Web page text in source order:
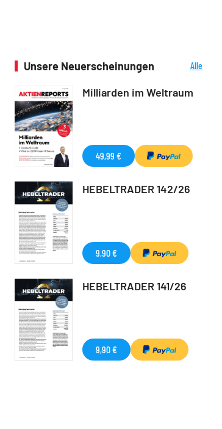
Unsere Neuerscheinungen
Alle
Milliarden im Weltraum
49,99 €
HEBELTRADER 142/26
9,90 €
HEBELTRADER 141/26
9,90 €